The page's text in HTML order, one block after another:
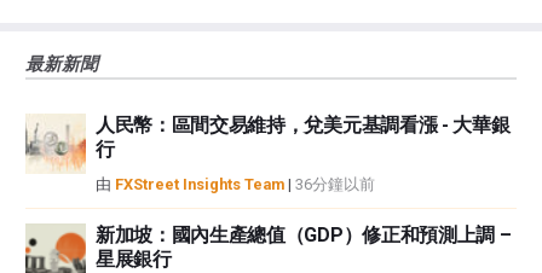
觀點，並不代表FXStreet或其廣告商的官方政策或立場。作者不對本頁連結的
如果文章正文中沒有明確提到，在撰寫本文時，作者在本文中提到的任何股票
中都沒有頭寸，也沒有與文中提到的任何公司有業務關係。除了FXStreet，作
者沒有收到撰寫這篇文章的報酬。
性不作任何陳述。FXStreet和作者將不承擔任何錯誤，遺漏或任何損失，傷害
或損害由此資訊及其顯示或使用引起的。錯誤和遺漏除外。本文作者和
最新新聞
人民幣：區間交易維持，兌美元基調看漲 - 大華銀
行
由 FXStreet Insights Team | 36分鐘以前
新加坡：國內生產總值（GDP）修正和預測上調 –
星展銀行